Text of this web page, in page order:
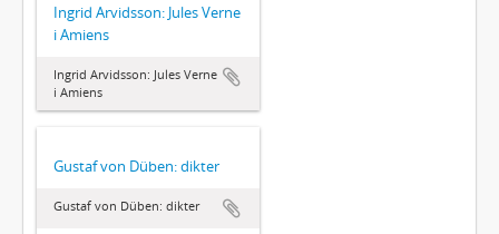
Ingrid Arvidsson: Jules Verne
i Amiens
Ingrid Arvidsson: Jules Verne
i Amiens
Gustaf von Düben: dikter
Gustaf von Düben: dikter